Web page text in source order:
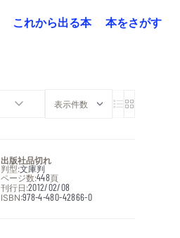
これから出る本
本をさがす
出版社品切れ
判型:文庫判
ページ数:448頁
刊行日:2012/02/08
ISBN:978-4-480-42866-0